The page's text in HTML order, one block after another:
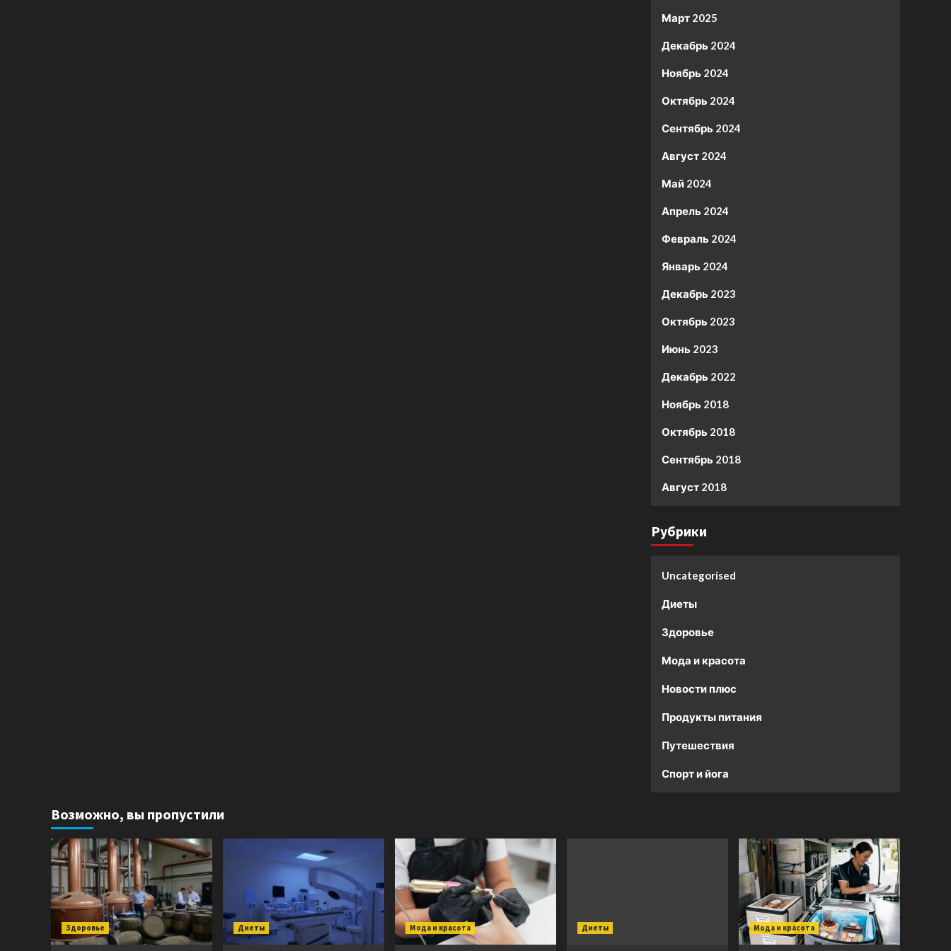
Март 2025
Декабрь 2024
Ноябрь 2024
Октябрь 2024
Сентябрь 2024
Август 2024
Май 2024
Апрель 2024
Февраль 2024
Январь 2024
Декабрь 2023
Октябрь 2023
Июнь 2023
Декабрь 2022
Ноябрь 2018
Октябрь 2018
Сентябрь 2018
Август 2018
Рубрики
Uncategorised
Диеты
Здоровье
Мода и красота
Новости плюс
Продукты питания
Путешествия
Спорт и йога
Возможно, вы пропустили
Здоровье Диеты Мода и красота Диеты Мода и красота